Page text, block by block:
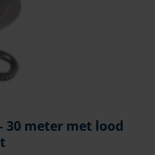
30 meter met lood